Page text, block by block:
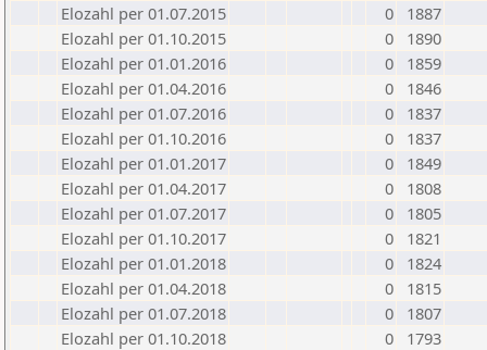
Elozahl per 01.07.2015
0
1887
Elozahl per 01.10.2015
0
1890
Elozahl per 01.01.2016
0
1859
Elozahl per 01.04.2016
0
1846
Elozahl per 01.07.2016
0
1837
Elozahl per 01.10.2016
0
1837
Elozahl per 01.01.2017
0
1849
Elozahl per 01.04.2017
0
1808
Elozahl per 01.07.2017
0
1805
Elozahl per 01.10.2017
0
1821
Elozahl per 01.01.2018
0
1824
Elozahl per 01.04.2018
0
1815
Elozahl per 01.07.2018
0
1807
Elozahl per 01.10.2018
0
1793